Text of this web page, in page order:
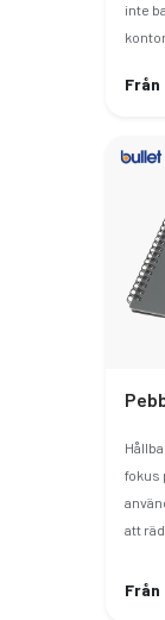
inte
fokus
att